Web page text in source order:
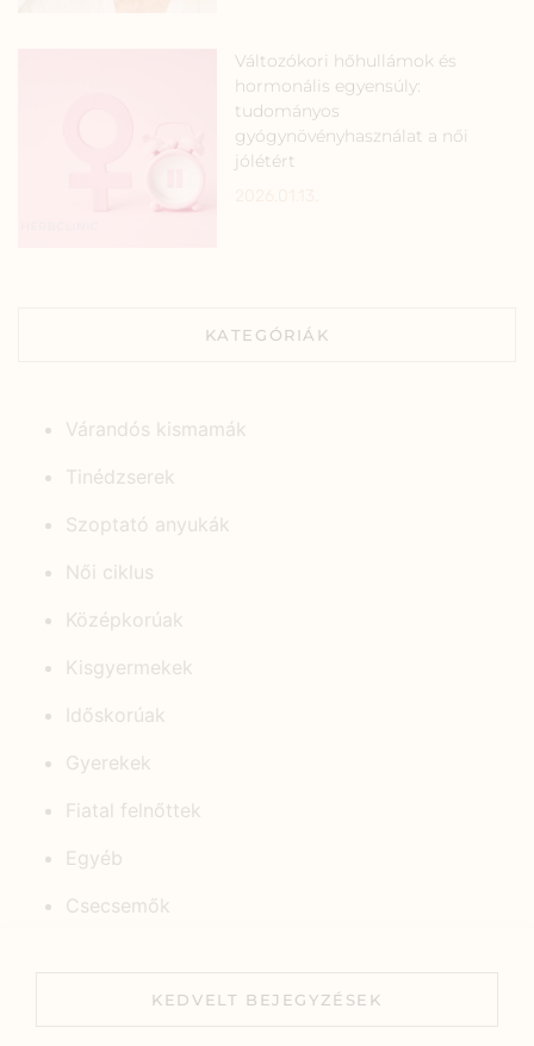
Változókori hőhullámok és
hormonális egyensúly:
tudományos
gyógynövényhasználat a női
jólétért
KATEGÓRIÁK
Várandós kismamák
Tinédzserek
Szoptató anyukák
Női ciklus
Középkorúak
Kisgyermekek
Időskorúak
Gyerekek
Fiatal felnőttek
Egyéb
Csecsemők
KEDVELT BEJEGYZÉSEK